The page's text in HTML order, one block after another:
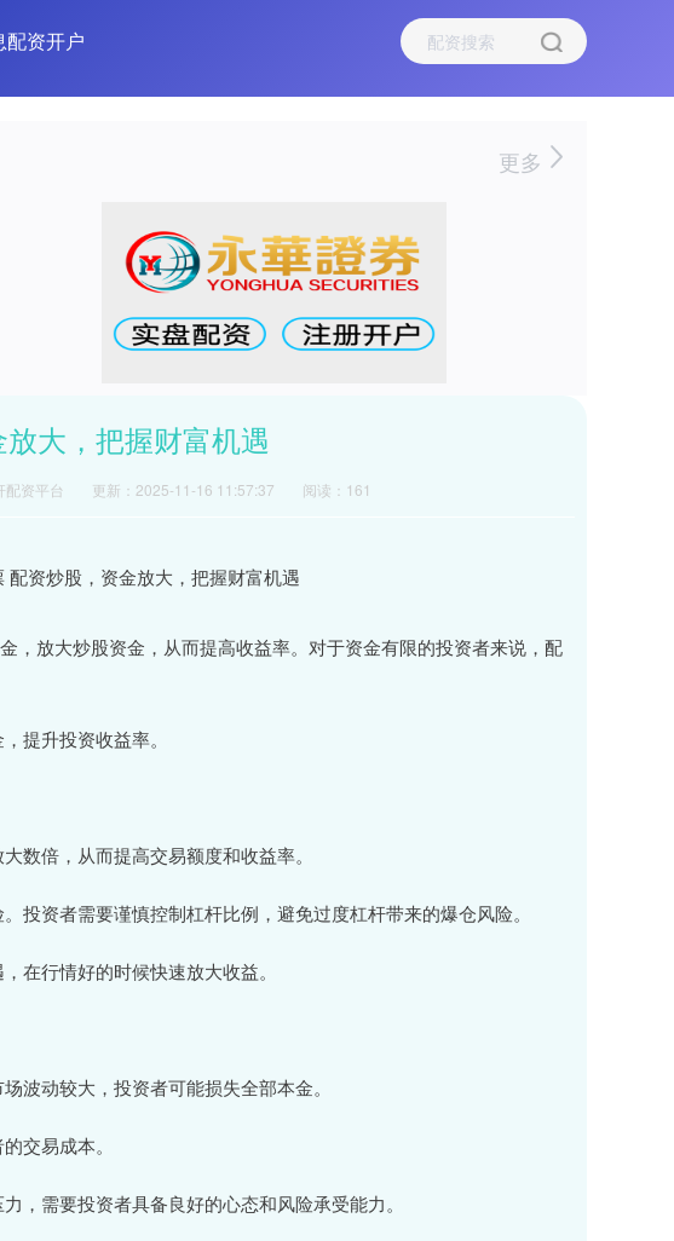
配资开户
更多
大，把握财富机遇
配资平台 更新：2025-11-16 11:57:37 阅读：161
，放大炒股资金，从而提高收益率。对于资金有限的投资者来说，配
提升投资收益率。
数倍，从而提高交易额度和收益率。
投资者需要谨慎控制杠杆比例，避免过度杠杆带来的爆仓风险。
在行情好的时候快速放大收益。
波动较大，投资者可能损失全部本金。
交易成本。
，需要投资者具备良好的心态和风险承受能力。